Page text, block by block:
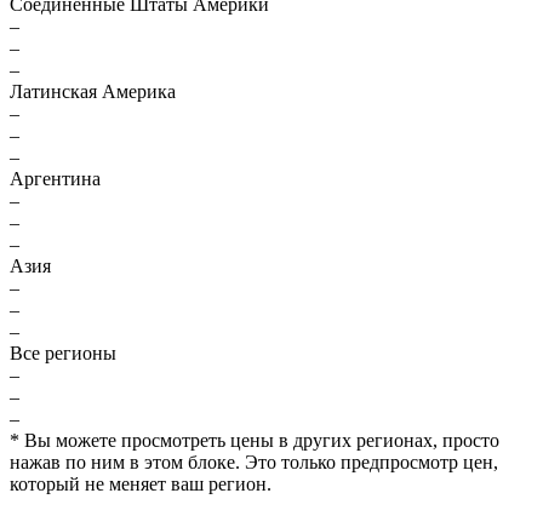
Соединённые Штаты Америки
–
–
–
Латинская Америка
–
–
–
Аргентина
–
–
–
Азия
–
–
–
Все регионы
–
–
–
* Вы можете просмотреть цены в других регионах, просто
нажав по ним в этом блоке. Это только предпросмотр цен,
который не меняет ваш регион.